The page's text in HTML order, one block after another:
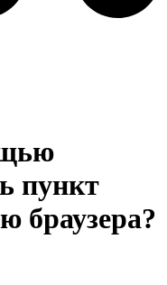
пункт
браузера?